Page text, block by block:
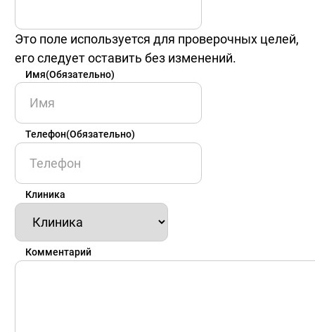
Это поле используется для проверочных целей,
его следует оставить без изменений.
Имя(Обязательно)
Имя
Телефон(Обязательно)
Клиника
Комментарий